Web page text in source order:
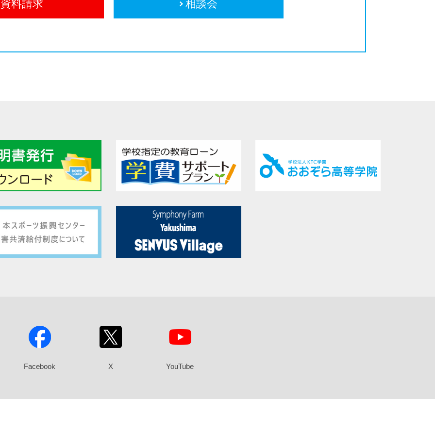
資料請求 相談会
Facebook X YouTube